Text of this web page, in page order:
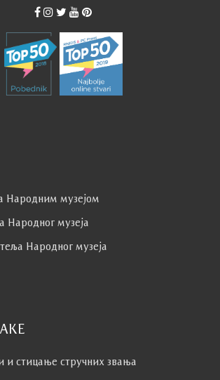
Народним музејoм
Народног музеја
Народног музеја
и стицање стручних звања